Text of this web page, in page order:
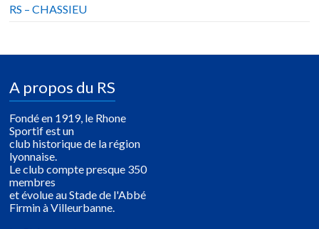
RS – CHASSIEU
A propos du RS
Fondé en 1919, le Rhone
Sportif est un
club historique de la région
lyonnaise.
Le club compte presque 350
membres
et évolue au Stade de l'Abbé
Firmin à Villeurbanne.